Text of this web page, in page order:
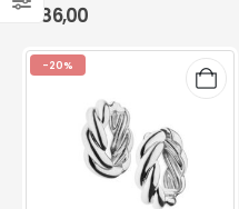
€ 86,00
-20%